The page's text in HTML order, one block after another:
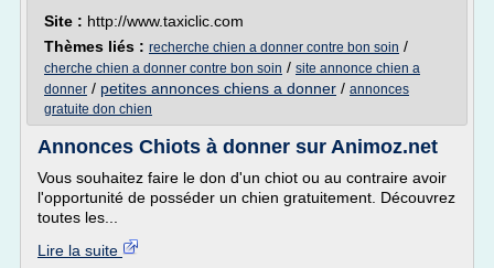
Site : http://www.taxiclic.com
Thèmes liés : recherche chien a donner contre bon soin /
cherche chien a donner contre bon soin / site annonce chien a
donner / petites annonces chiens a donner / annonces
gratuite don chien
Annonces Chiots à donner sur Animoz.net
Vous souhaitez faire le don d'un chiot ou au contraire avoir
l'opportunité de posséder un chien gratuitement. Découvrez
toutes les...
Lire la suite